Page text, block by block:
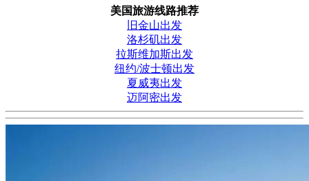
美国旅游线路推荐
旧金山出发
洛杉矶出发
拉斯维加斯出发
纽约/波士顿出发
夏威夷出发
迈阿密出发